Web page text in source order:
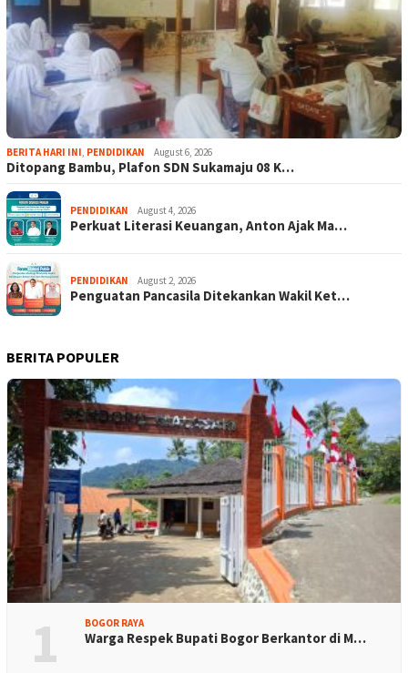
BERITA HARI INI, PENDIDIKAN August 6, 2026
Ditopang Bambu, Plafon SDN Sukamaju 08 K…
PENDIDIKAN August 4, 2026
Perkuat Literasi Keuangan, Anton Ajak Ma…
PENDIDIKAN August 2, 2026
Penguatan Pancasila Ditekankan Wakil Ket…
BERITA POPULER
1 BOGOR RAYA
Warga Respek Bupati Bogor Berkantor di M…